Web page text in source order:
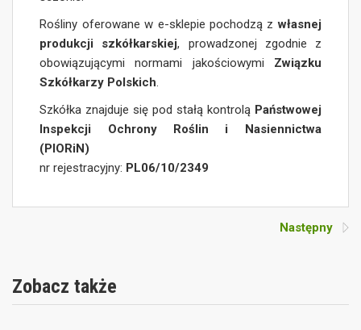
Rośliny oferowane w e-sklepie pochodzą zwłasnej
produkcji szkółkarskiej, prowadzonej zgodnie z
obowiązującymi normami jakościowymi Związku
Szkółkarzy Polskich.
Szkółka znajduje się pod stałą kontrolą Państwowej
Inspekcji Ochrony Roślin i Nasiennictwa
(PIORiN)
nr rejestracyjny: PL06/10/2349
Następny
Zobacz także